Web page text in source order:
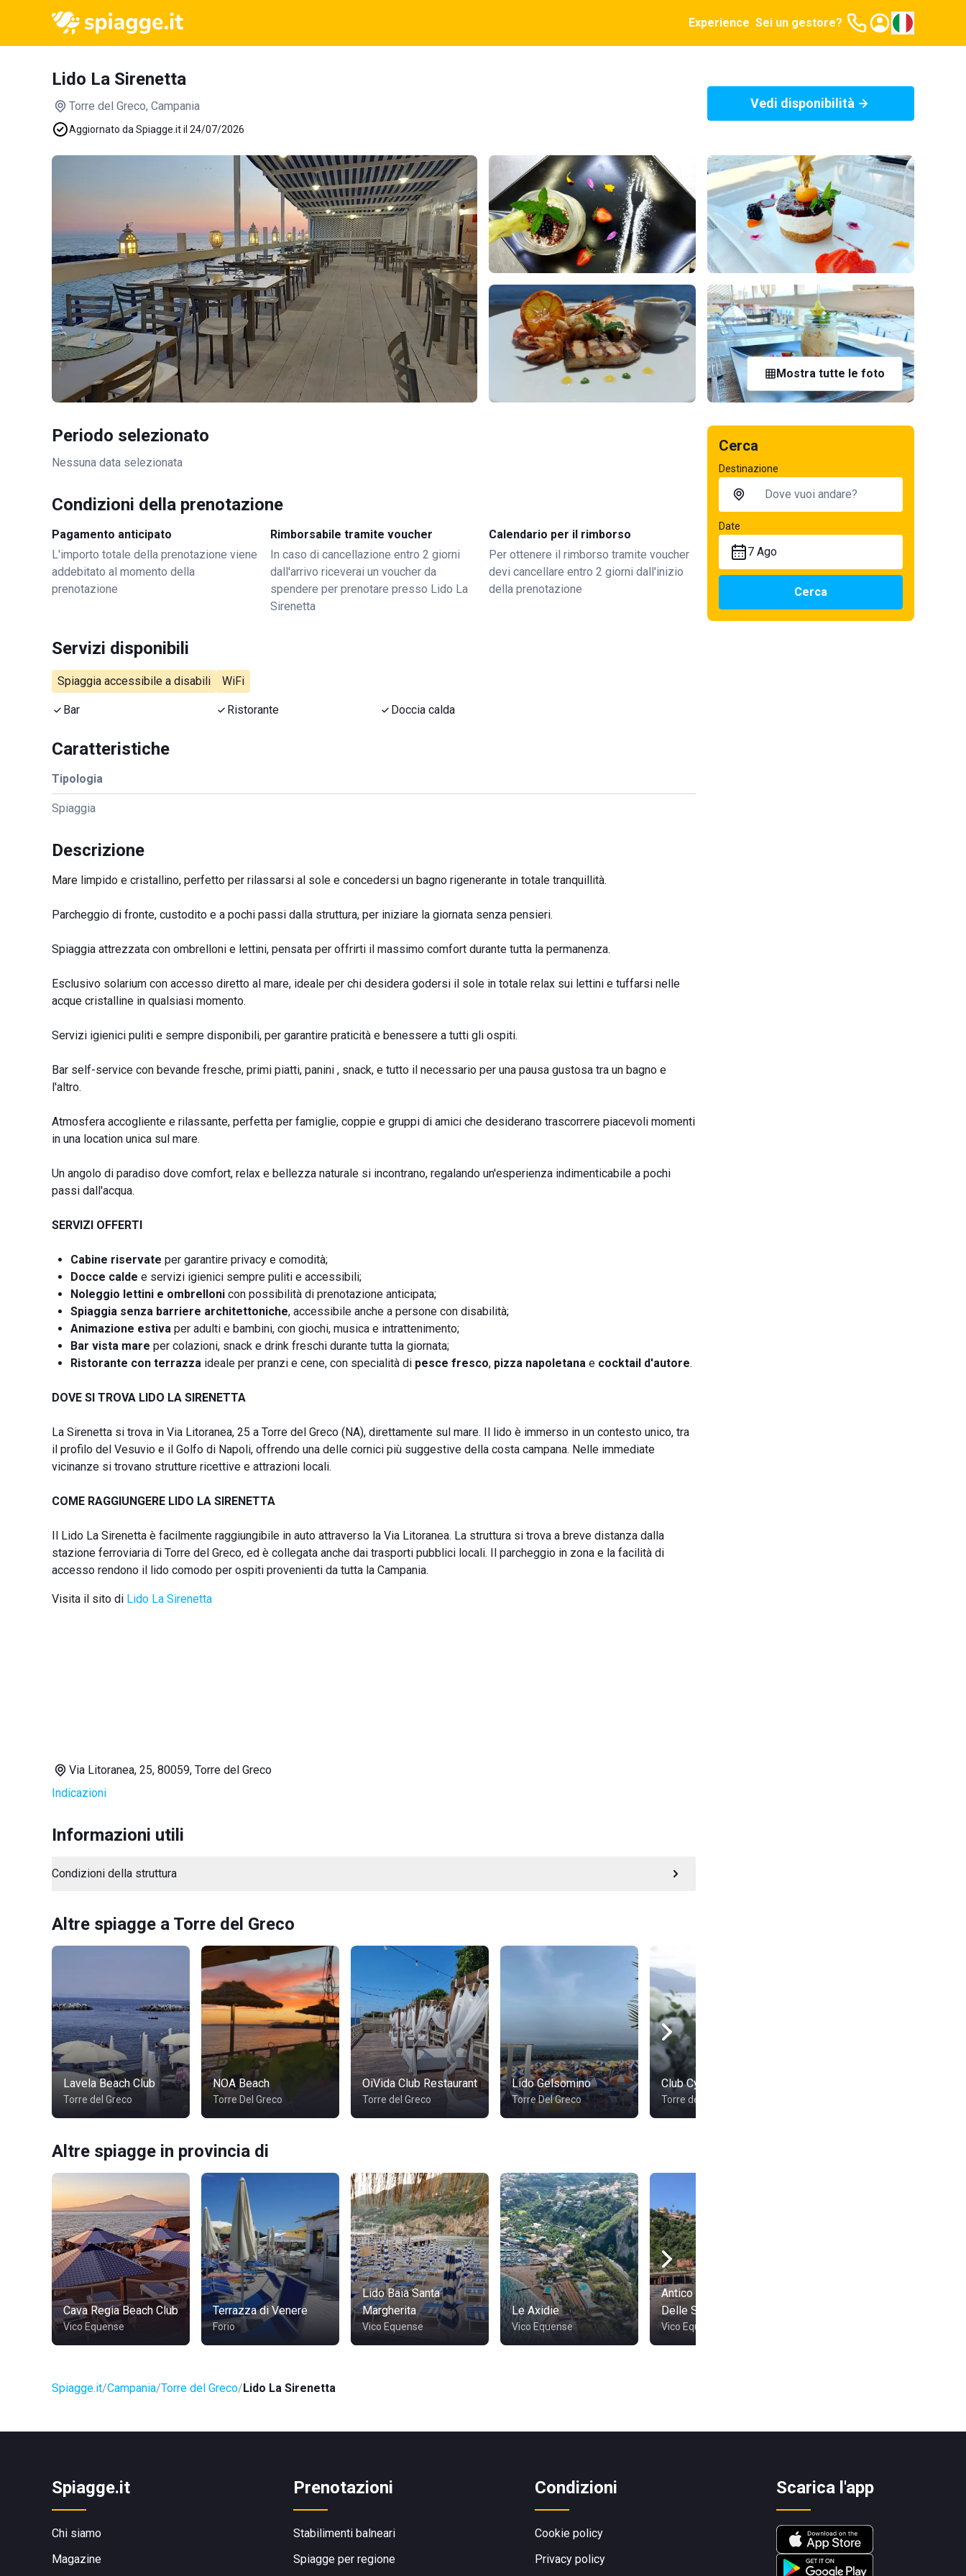
Experience Sei un gestore?
Lido La Sirenetta
Torre del Greco, Campania
Aggiornato da Spiagge.it il 24/07/2026
Vedi disponibilità
Mostra tutte le foto
Periodo selezionato
Nessuna data selezionata
Condizioni della prenotazione
Pagamento anticipato
L'importo totale della prenotazione viene
addebitato al momento della
prenotazione
Rimborsabile tramite voucher
In caso di cancellazione entro 2 giorni
dall'arrivo riceverai un voucher da
spendere per prenotare presso Lido La
Sirenetta
Calendario per il rimborso
Per ottenere il rimborso tramite voucher
devi cancellare entro 2 giorni dall'inizio
della prenotazione
Servizi disponibili
Spiaggia accessibile a disabili WiFi
Bar Ristorante Doccia calda
Caratteristiche
Tipologia
Spiaggia
Descrizione
Mare limpido e cristallino, perfetto per rilassarsi al sole e concedersi un bagno rigenerante in totale tranquillità.
Parcheggio di fronte, custodito e a pochi passi dalla struttura, per iniziare la giornata senza pensieri.
Spiaggia attrezzata con ombrelloni e lettini, pensata per offrirti il massimo comfort durante tutta la permanenza.
Esclusivo solarium con accesso diretto al mare, ideale per chi desidera godersi il sole in totale relax sui lettini e tuffarsi nelle
acque cristalline in qualsiasi momento.
Servizi igienici puliti e sempre disponibili, per garantire praticità e benessere a tutti gli ospiti.
Bar self-service con bevande fresche, primi piatti, panini , snack, e tutto il necessario per una pausa gustosa tra un bagno e
l'altro.
Atmosfera accogliente e rilassante, perfetta per famiglie, coppie e gruppi di amici che desiderano trascorrere piacevoli momenti
in una location unica sul mare.
Un angolo di paradiso dove comfort, relax e bellezza naturale si incontrano, regalando un'esperienza indimenticabile a pochi
passi dall'acqua.
SERVIZI OFFERTI
Cabine riservate per garantire privacy e comodità;
Docce calde e servizi igienici sempre puliti e accessibili;
Noleggio lettini e ombrelloni con possibilità di prenotazione anticipata;
Spiaggia senza barriere architettoniche, accessibile anche a persone con disabilità;
Animazione estiva per adulti e bambini, con giochi, musica e intrattenimento;
Bar vista mare per colazioni, snack e drink freschi durante tutta la giornata;
Ristorante con terrazza ideale per pranzi e cene, con specialità di pesce fresco, pizza napoletana e cocktail d'autore.
DOVE SI TROVA LIDO LA SIRENETTA
La Sirenetta si trova in Via Litoranea, 25 a Torre del Greco (NA), direttamente sul mare. Il lido è immerso in un contesto unico, tra
il profilo del Vesuvio e il Golfo di Napoli, offrendo una delle cornici più suggestive della costa campana. Nelle immediate
vicinanze si trovano strutture ricettive e attrazioni locali.
COME RAGGIUNGERE LIDO LA SIRENETTA
Il Lido La Sirenetta è facilmente raggiungibile in auto attraverso la Via Litoranea. La struttura si trova a breve distanza dalla
stazione ferroviaria di Torre del Greco, ed è collegata anche dai trasporti pubblici locali. Il parcheggio in zona e la facilità di
accesso rendono il lido comodo per ospiti provenienti da tutta la Campania.
Visita il sito di Lido La Sirenetta
Via Litoranea, 25, 80059, Torre del Greco
Indicazioni
Informazioni utili
Condizioni della struttura
Altre spiagge a Torre del Greco
Lavela Beach Club
Torre del Greco
NOA Beach
Torre Del Greco
OiVida Club Restaurant
Torre del Greco
Lido Gelsomino
Torre Del Greco
Club Cypraea
Torre del Greco
Altre spiagge in provincia di
Cava Regia Beach Club
Vico Equense
Terrazza di Venere
Forio
Lido Baia Santa
Margherita
Vico Equense
Le Axidie
Vico Equense
Antico Bagno Conca
Delle Sirene
Vico Equense
Spiagge.it Campania Torre del Greco Lido La Sirenetta
Cerca
Destinazione
Date
7 Ago
Cerca
Spiagge.it
Chi siamo
Magazine
Prenotazioni
Stabilimenti balneari
Spiagge per regione
Condizioni
Cookie policy
Privacy policy
Scarica l'app